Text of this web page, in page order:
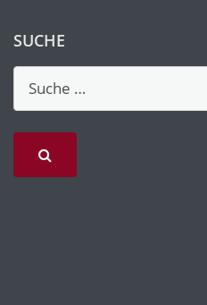
SUCHE